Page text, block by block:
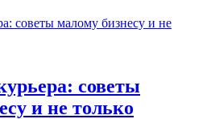
советы
и не только